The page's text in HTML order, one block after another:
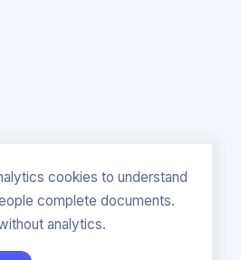
cookies to understand
complete documents.
analytics.